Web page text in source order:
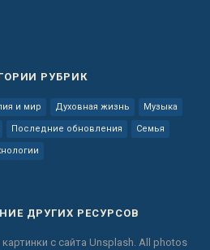
РУБРИК
и мир Духовная жизнь Музыка
Последние обновления Семья
ДРУГИХ РЕСУРСОВ
с сайта Unsplash. All photos